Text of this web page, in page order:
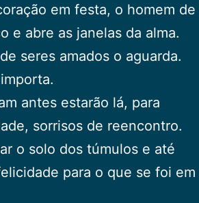
em festa, o homem de
e abre as janelas da alma.
seres amados o aguarda.
antes estarão lá, para
sorrisos de reencontro.
o solo dos túmulos e até
para o que se foi em